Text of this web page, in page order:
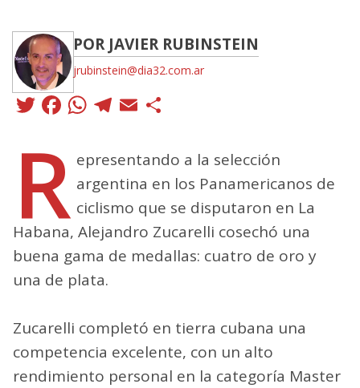
POR JAVIER RUBINSTEIN
jrubinstein@dia32.com.ar
Twitter
Facebook
WhatsApp
Telegram
Email
R epresentando a la selección
argentina en los Panamericanos de
ciclismo que se disputaron en La
Habana, Alejandro Zucarelli cosechó una
buena gama de medallas: cuatro de oro y
una de plata.
Zucarelli completó en tierra cubana una
competencia excelente, con un alto
rendimiento personal en la categoría Master